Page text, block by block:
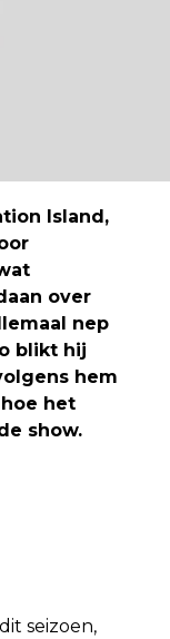
Island,
over
nep
blikt hij
hem
het
show.
seizoen,